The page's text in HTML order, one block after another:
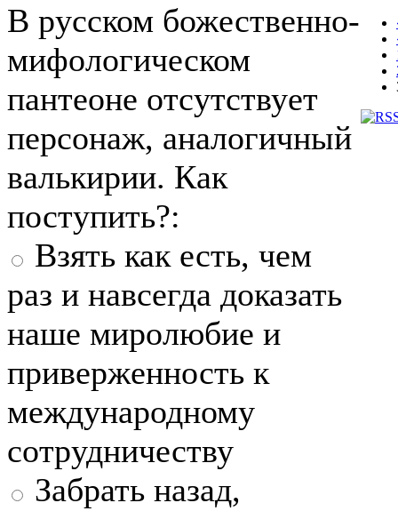
В русском божественно-
мифологическом
пантеоне отсутствует
персонаж, аналогичный
валькирии. Как
поступить?:
Взять как есть, чем
раз и навсегда доказать
наше миролюбие и
приверженность к
международному
сотрудничеству
Забрать назад,